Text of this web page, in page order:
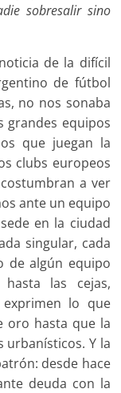
sobresalir sino
de la difícil
de fútbol
no nos sonaba
grandes equipos
que juegan la
clubs europeos
a ver
ante un equipo
en la ciudad
singular, cada
de algún equipo
las cejas,
lo que
oro hasta que la
urbanísticos. Y la
desde hace
deuda con la